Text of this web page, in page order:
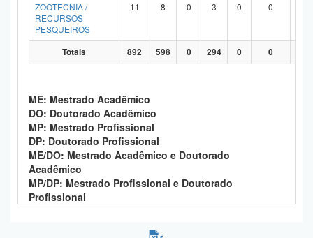
ZOOTECNIA /
RECURSOS
PESQUEIROS
11 8 0 3 0 0
Totais 892 598 0 294 0 0
ME: Mestrado Acadêmico
DO: Doutorado Acadêmico
MP: Mestrado Profissional
DP: Doutorado Profissional
ME/DO: Mestrado Acadêmico e Doutorado
Acadêmico
MP/DP: Mestrado Profissional e Doutorado
Profissional